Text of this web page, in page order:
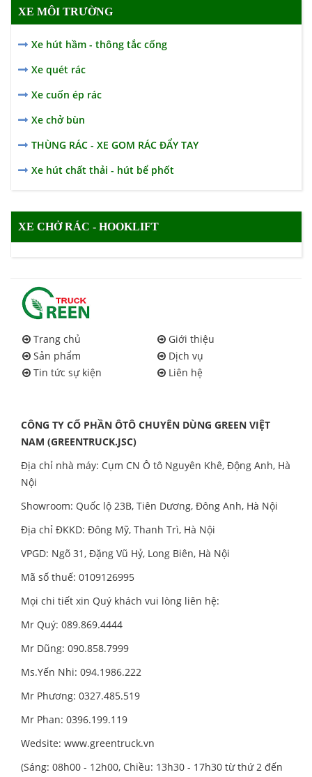
XE MÔI TRƯỜNG
Xe hút hầm - thông tắc cống
Xe quét rác
Xe cuốn ép rác
Xe chở bùn
THÙNG RÁC - XE GOM RÁC ĐẨY TAY
Xe hút chất thải - hút bể phốt
XE CHỞ RÁC - HOOKLIFT
Trang chủ
Giới thiệu
Sản phẩm
Dịch vụ
Tin tức sự kiện
Liên hệ
CÔNG TY CỔ PHẦN ÔTÔ CHUYÊN DÙNG GREEN VIỆT
NAM (GREENTRUCK.JSC)
Địa chỉ nhà máy: Cụm CN Ô tô Nguyên Khê, Động Anh, Hà
Nội
Showroom: Quốc lộ 23B, Tiên Dương, Đông Anh, Hà Nội
Địa chỉ ĐKKD: Đông Mỹ, Thanh Trì, Hà Nội
VPGD: Ngõ 31, Đặng Vũ Hỷ, Long Biên, Hà Nội
Mã số thuế: 0109126995
Mọi chi tiết xin Quý khách vui lòng liên hệ:
Mr Quý: 089.869.4444
Mr Dũng: 090.858.7999
Ms.Yến Nhi: 094.1986.222
Mr Phương: 0327.485.519
Mr Phan: 0396.199.119
Wedsite: www.greentruck.vn
(Sáng: 08h00 - 12h00, Chiều: 13h30 - 17h30 từ thứ 2 đến